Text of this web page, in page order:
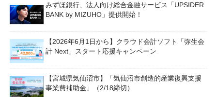
みずほ銀行、法人向け総合金融サービス「UPSIDER
BANK by MIZUHO」提供開始！
【2026年6月1日から】クラウド会計ソフト「弥生会
計 Next」スタート応援キャンペーン
【宮城県気仙沼市】「気仙沼市創造的産業復興支援
事業費補助金」（2/18締切）